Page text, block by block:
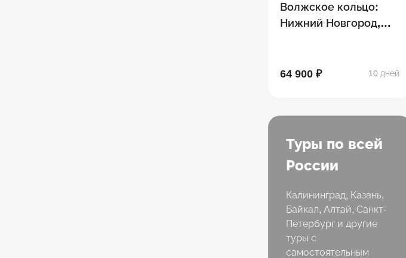
Волжское кольцо:
Нижний Новгород,
64 900 ₽
10 дней
Туры по всей
России
Калининград, Казань,
Байкал, Алтай, Санкт-
Петербург и другие
туры с
самостоятельным